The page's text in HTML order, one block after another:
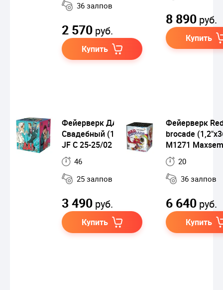
36 залпов
2 570 руб.
Купить
8 890 руб.
Купить
Фейерверк ДА!
Свадебный (1"х25)
JF C 25-25/02
46
25 залпов
3 490 руб.
Купить
Фейерверк
brocade
M1271 Maxsem
20
36 залпов
6 640 руб.
Купить